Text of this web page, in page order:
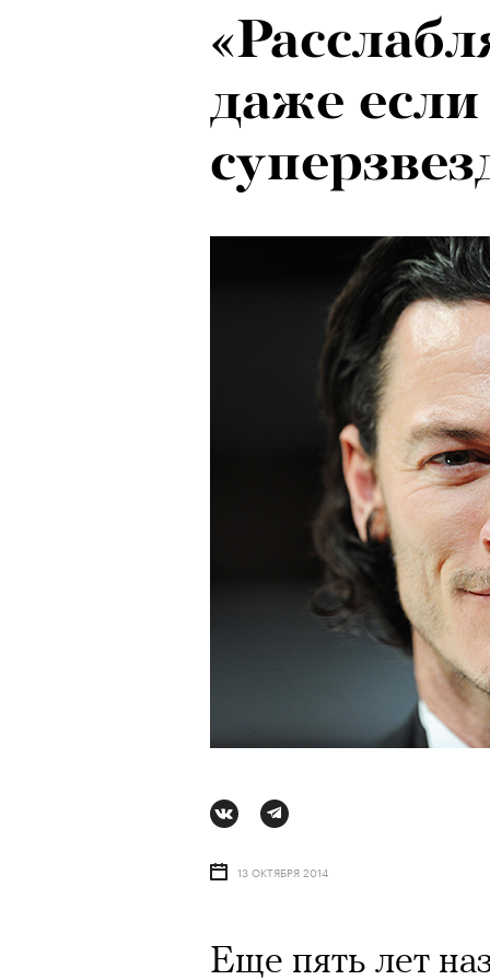
даже
13 ОКТЯБРЯ 2014
Еще пять лет
Локарно-
показали
фестиваля
кино